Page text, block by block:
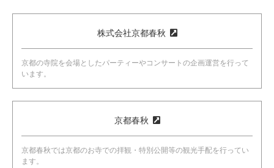
株式会社京都春秋
京都の寺院を会場としたパーティーやコンサートの企画運営を行って
います。
京都春秋
京都春秋では京都のお寺での拝観・特別公開等の観光手配を行ってい
ます。